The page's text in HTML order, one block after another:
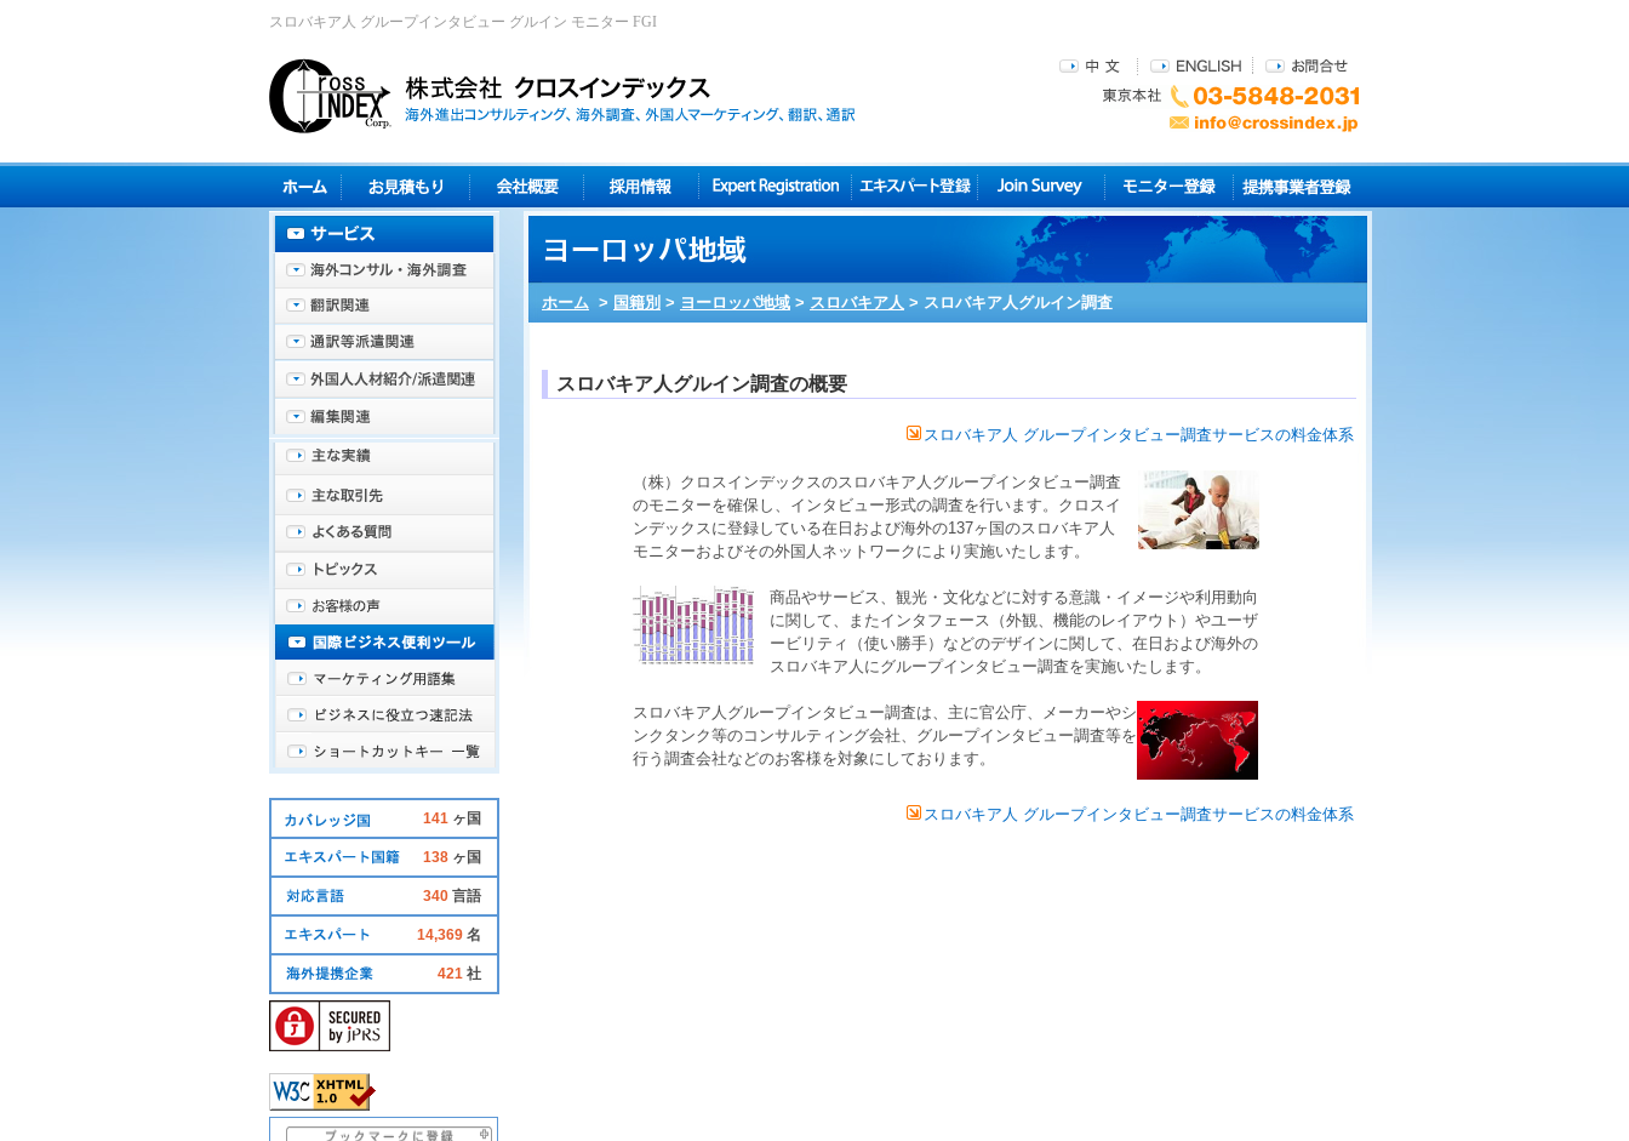
スロバキア人 グループインタビュー グルイン モニター FGI
ホーム > 国籍別 > ヨーロッパ地域 > スロバキア人 > スロバキア人グルイン調査
スロバキア人グルイン調査の概要
スロバキア人 グループインタビュー調査サービスの料金体系
（株）クロスインデックスのスロバキア人 グループインタビュー調査
のモニターを確保し、インタビュー形式の調査を行います。クロスイ
ンデックスに登録している在日および海外の137ヶ国のスロバキア人
モニターおよびその外国人ネットワークにより実施いたします。
商品やサービス、観光・文化などに対する意識・イメージや利用動向
に関して、またインタフェース（外観、機能のレイアウト）やユーザ
ービリティ（使い勝手）などのデザインに関して、在日および海外の
スロバキア人 にグループインタビュー調査を実施いたします。
スロバキア人 グループインタビュー調査は、主に官公庁、メーカーやシ
ンクタンク等のコンサルティング会社、グループインタビュー調査等を
行う調査会社などのお客様を対象にしております。
スロバキア人 グループインタビュー調査サービスの料金体系
141 ヶ国
138 ヶ国
340 言語
14,369 名
421 社